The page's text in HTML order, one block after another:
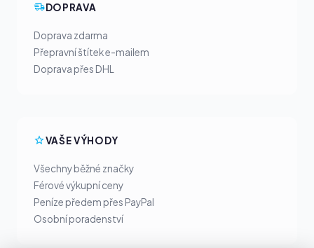
DOPRAVA
Doprava zdarma
Přepravní štítek e-mailem
Doprava přes DHL
VAŠE VÝHODY
Všechny běžné značky
Férové výkupní ceny
Peníze předem přes PayPal
Osobní poradenství